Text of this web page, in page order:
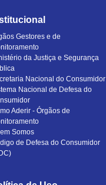
Gestores e de
da Justiça e Segurança
Nacional do Consumidor
Nacional de Defesa do
Aderir - Órgãos de
Somos
de Defesa do Consumidor